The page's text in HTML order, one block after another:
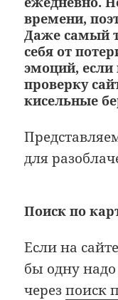
времени,
Даже самый
себя от
эмоций,
проверку
кисельные
для
Поиск по
Если на
бы одну
черезпоиск